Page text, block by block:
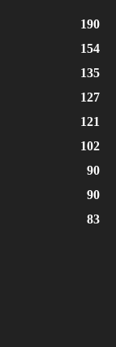
190
154
135
127
121
102
90
90
83